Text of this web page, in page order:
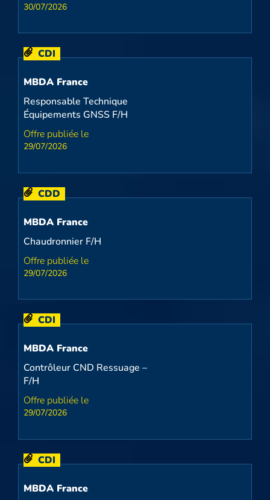
30/07/2026
CDI
MBDA France
Responsable Technique
Équipements GNSS F/H
29/07/2026
CDD
MBDA France
Chaudronnier F/H
29/07/2026
CDI
MBDA France
Contrôleur CND Ressuage –
F/H
29/07/2026
CDI
MBDA France